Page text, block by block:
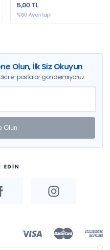
5,00 TL
%60 Avantajlı
Olun, İlk Siz Okuyun
e-postalar göndermiyoruz.
Olun
EDİN